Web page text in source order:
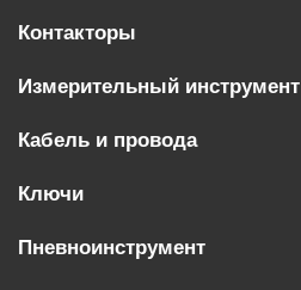
Контакторы
Измерительный инструмент
Кабель и провода
Ключи
Пневноинструмент